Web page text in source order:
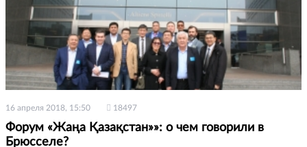
16 апреля 2018, 15:50 18497
Форум «Жаңа Қазақстан»»: о чем говорили в
Брюсселе?